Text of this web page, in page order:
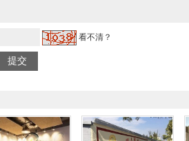
看不清？